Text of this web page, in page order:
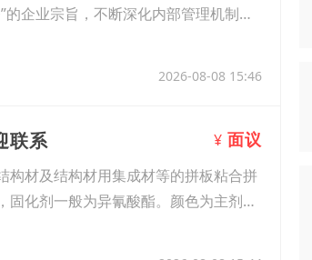
企业宗旨，不断深化内部管理机制，
2026-08-08 15:46
联系 ¥ 面议
构材及结构材用集成材等的拼板粘合拼
化剂一般为异氰酸酯。颜色为主剂乳